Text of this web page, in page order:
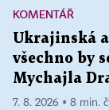
KOMENTÁŘ
Ukrajinská
všechno by
Mychajla
7. 8. 2026 ▪ 8 min.